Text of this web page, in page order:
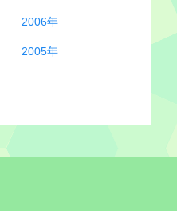
2006年
2005年